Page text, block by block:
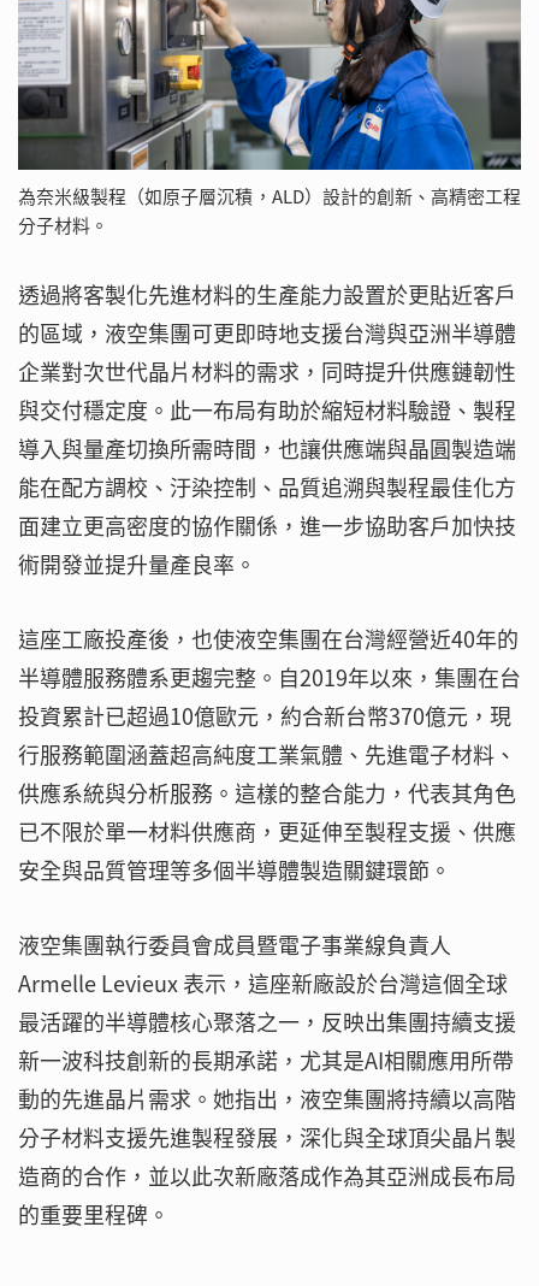
為奈米級製程（如原子層沉積，ALD）設計的創新、高精密工程
分子材料。
透過將客製化先進材料的生產能力設置於更貼近客戶
的區域，液空集團可更即時地支援台灣與亞洲半導體
企業對次世代晶片材料的需求，同時提升供應鏈韌性
與交付穩定度。此一布局有助於縮短材料驗證、製程
導入與量產切換所需時間，也讓供應端與晶圓製造端
能在配方調校、汙染控制、品質追溯與製程最佳化方
面建立更高密度的協作關係，進一步協助客戶加快技
術開發並提升量產良率。
這座工廠投產後，也使液空集團在台灣經營近40年的
半導體服務體系更趨完整。自2019年以來，集團在台
投資累計已超過10億歐元，約合新台幣370億元，現
行服務範圍涵蓋超高純度工業氣體、先進電子材料、
供應系統與分析服務。這樣的整合能力，代表其角色
已不限於單一材料供應商，更延伸至製程支援、供應
安全與品質管理等多個半導體製造關鍵環節。
液空集團執行委員會成員暨電子事業線負責人
Armelle Levieux 表示，這座新廠設於台灣這個全球
最活躍的半導體核心聚落之一，反映出集團持續支援
新一波科技創新的長期承諾，尤其是AI相關應用所帶
動的先進晶片需求。她指出，液空集團將持續以高階
分子材料支援先進製程發展，深化與全球頂尖晶片製
造商的合作，並以此次新廠落成作為其亞洲成長布局
的重要里程碑。